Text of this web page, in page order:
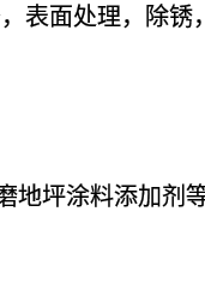
表面处理，除锈
地坪涂料添加剂